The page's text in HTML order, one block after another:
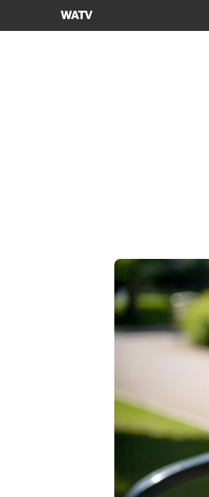
하나님의교회